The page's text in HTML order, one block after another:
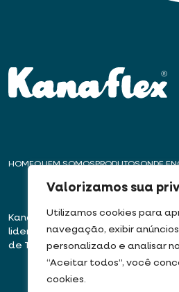
Valorizamos sua
Utilizamos cookies para
navegação, exibir
personalizado e analisar
“Aceitar todos”, você
cookies.
HOMEQUEM SOMOSPRODUTOSONDE
Kanaflex – Há mais de 50 anos
liderando a inovação na produção
de Tubos, Dutos e Mangueiras